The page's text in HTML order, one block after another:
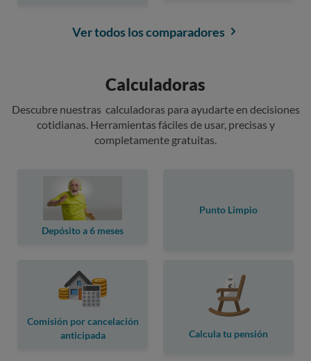
Ver todos los comparadores
Calculadoras
Descubre nuestras calculadoras para ayudarte en decisiones
cotidianas. Herramientas fáciles de usar, precisas y
completamente gratuitas.
Depósito a 6 meses
Punto Limpio
Comisión por cancelación
anticipada
Calcula tu pensión